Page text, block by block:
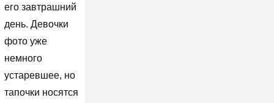
его завтрашний
день. Девочки
фото уже
немного
устаревшее, но
тапочки носятся